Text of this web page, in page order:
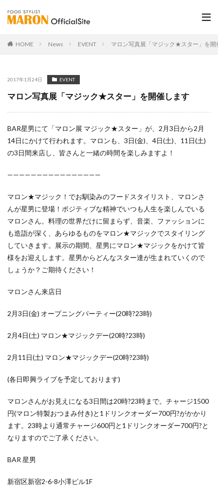
HOME News EVENT マロン写真展「マジック★スター」を開
2017年1月24日 EVENT
マロン写真展「マジック★スター」を開催します
BAR星男にて「マロン展 マジック★スター」が、2月3日から2月
14日にかけて行われます。マロンも、3日(金)、4日(土)、11日(土)
の3日間来店し、皆さんと一緒の時間を楽しみますよ！
————————————————
マロン★マジック！でお馴染みのフードスタイリスト、マロンさ
んが星男に登場！ポジティブな精神でいつも人生を楽しんでいる
マロンさん。料理の世界だけに留まらず、音楽、ファッションに
も造詣が深く、あらゆるものをマロン★マジックでスタイリング
していきます。展示の期間、星男にマロン★マジックをかけて皆
様をお迎えします。星男からどんなスター達が生まれていくので
しょうか？ご期待ください！
マロンさん来店日
2月3日(金) オープニングパーティー(20時?23時)
2月4日(土) マロン★マジックデー(20時?23時)
2月11日(土) マロン★マジックデー(20時?23時)
(各日即興ライブを予定しております)
マロンさんがお見えになる3日間は20時?23時まで。チャージ1500
円(マロン特製おつまみ付き)と1ドリンクオーダー700円?がかかり
ます。23時より通常チャージ600円と1ドリンクオーダー700円?と
なりますのでご了承ください。
BAR 星男
新宿区新宿2-6-8小澤ビル1F